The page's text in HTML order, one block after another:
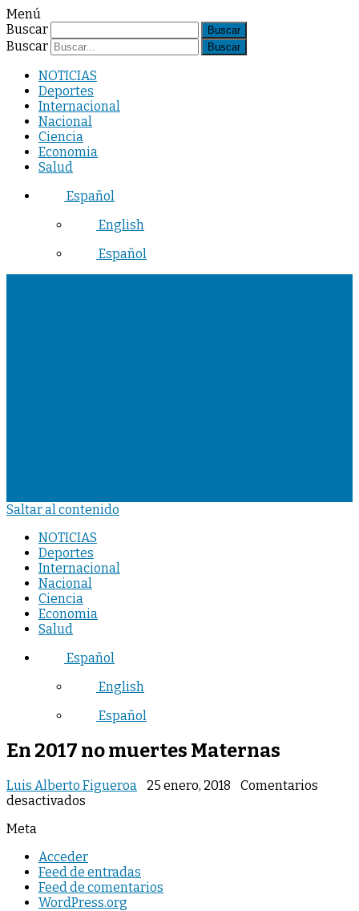
Menú
Buscar
Buscar
NOTICIAS
Deportes
Internacional
Nacional
Ciencia
Economia
Salud
Español
English
Español
Saltar al contenido
NOTICIAS
Deportes
Internacional
Nacional
Ciencia
Economia
Salud
Español
English
Español
En 2017 no muertes Maternas
Luis Alberto Figueroa 25 enero, 2018
Comentarios
desactivados
muertes
Maternas
Meta
Acceder
Feed de entradas
Feed de comentarios
WordPress.org